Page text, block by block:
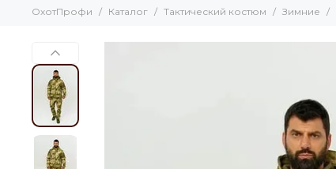
ОхотПрофи Каталог Тактический костюм Зимние